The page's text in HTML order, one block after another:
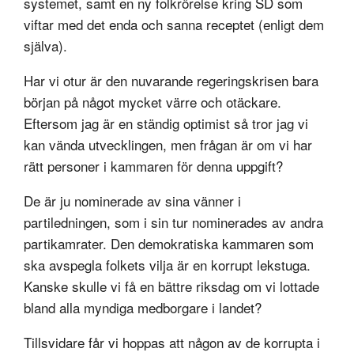
viftar med det enda och sanna receptet (enligt dem
själva).
Har vi otur är den nuvarande regeringskrisen bara
början på något mycket värre och otäckare.
Eftersom jag är en ständig optimist så tror jag vi
kan vända utvecklingen, men frågan är om vi har
rätt personer i kammaren för denna uppgift?
De är ju nominerade av sina vänner i
partiledningen, som i sin tur nominerades av andra
partikamrater. Den demokratiska kammaren som
ska avspegla folkets vilja är en korrupt lekstuga.
Kanske skulle vi få en bättre riksdag om vi lottade
bland alla myndiga medborgare i landet?
Tillsvidare får vi hoppas att någon av de korrupta i